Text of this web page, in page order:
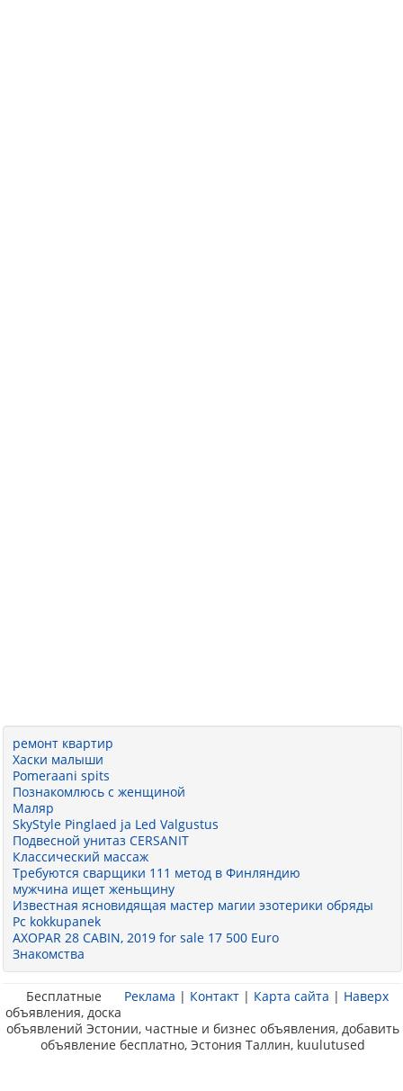
ремонт квартир
Хаски малыши
Pomeraani spits
Познакомлюсь с женщиной
Маляр
SkyStyle Pinglaed ja Led Valgustus
Подвесной унитаз CERSANIT
Классический массаж
Требуются сварщики 111 метод в Финляндию
мужчина ищет женьщину
Известная ясновидящая мастер магии эзотерики обряды
Pc kokkupanek
AXOPAR 28 CABIN, 2019 for sale 17 500 Euro
Знакомства
Реклама | Контакт | Карта сайта | Наверх
Бесплатные
объявления, доска
объявлений Эстонии, частные и бизнес объявления, добавить
объявление бесплатно, Эстония Таллин, kuulutused